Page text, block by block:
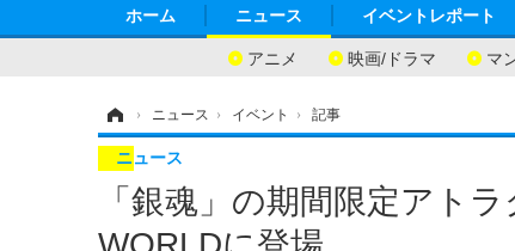
ホーム ニュース
アニメ 映画/ドラマ マ
イベントレポート
› ニュース › イベント › 記事
「銀魂」の期間限定アト
ニュース